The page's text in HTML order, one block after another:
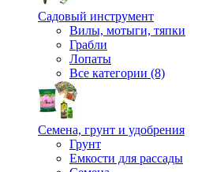
Садовый инструмент
Вилы, мотыги, тяпки
Грабли
Лопаты
Все категории (8)
Семена, грунт и удобрения
Грунт
Емкости для рассады